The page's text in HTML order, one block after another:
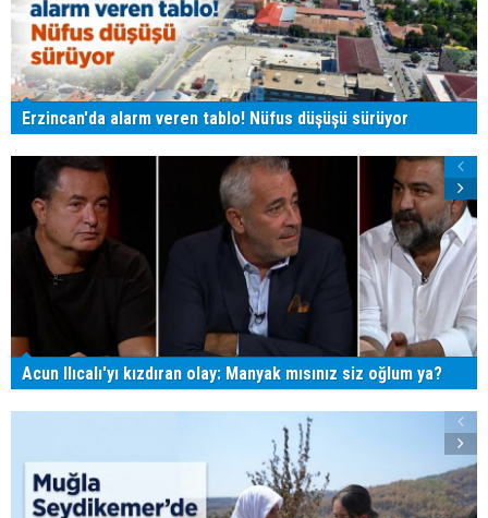
Erzincan'da alarm veren tablo! Nüfus düşüşü sürüyor
Acun Ilıcalı'yı kızdıran olay: Manyak mısınız siz oğlum ya?